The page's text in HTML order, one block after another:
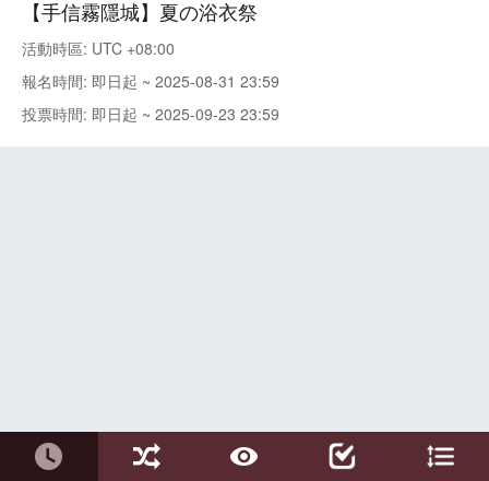
【手信霧隱城】夏の浴衣祭
活動時區: UTC +08:00
報名時間: 即日起 ~ 2025-08-31 23:59
投票時間: 即日起 ~ 2025-09-23 23:59